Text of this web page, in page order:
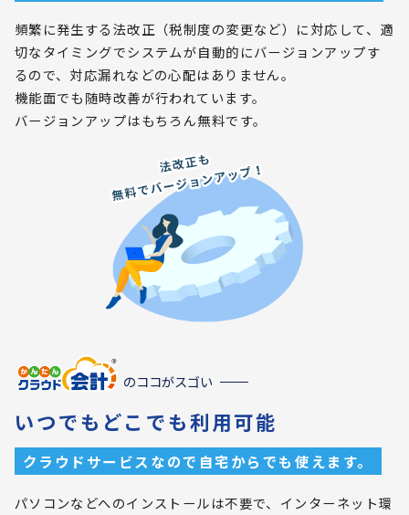
頻繁に発生する法改正（税制度の変更など）に対応して、適
切なタイミングでシステムが自動的にバージョンアップす
るので、対応漏れなどの心配はありません。
機能面でも随時改善が行われています。
バージョンアップはもちろん無料です。
のココがスゴい
いつでもどこでも利用可能
クラウドサービスなので自宅からでも使えます。
パソコンなどへのインストールは不要で、インターネット環